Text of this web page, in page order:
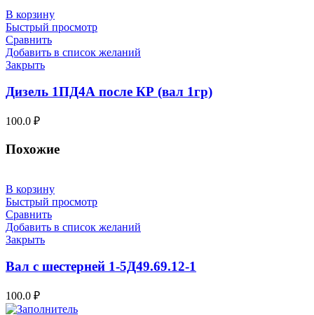
В корзину
Быстрый просмотр
Сравнить
Добавить в список желаний
Закрыть
Дизель 1ПД4А после КР (вал 1гр)
100.0 ₽
Похожие
В корзину
Быстрый просмотр
Сравнить
Добавить в список желаний
Закрыть
Вал с шестерней 1-5Д49.69.12-1
100.0 ₽